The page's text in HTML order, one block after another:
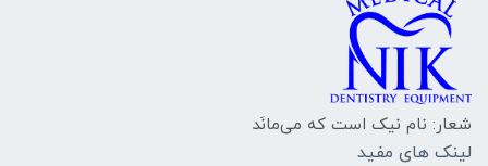
شعار: نام نیک است که می‌مانَد
لینک های مفید